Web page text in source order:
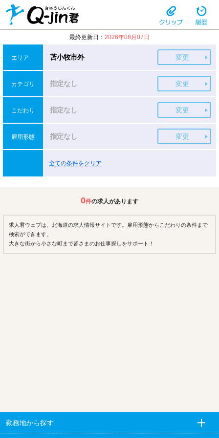
最終更新日： 2026年08月07日
エリア 変更
苫小牧市外
カテゴリ 変更
指定なし
こだわり 変更
指定なし
雇用形態 変更
指定なし
全ての条件をクリア
0件の求人があります
求人君ウェブは、北海道の求人情報サイトです。雇用形態からこだわりの条件まで
検索ができます。
大きな街から小さな町まで皆さまのお仕事探しをサポート！
勤務地から探す